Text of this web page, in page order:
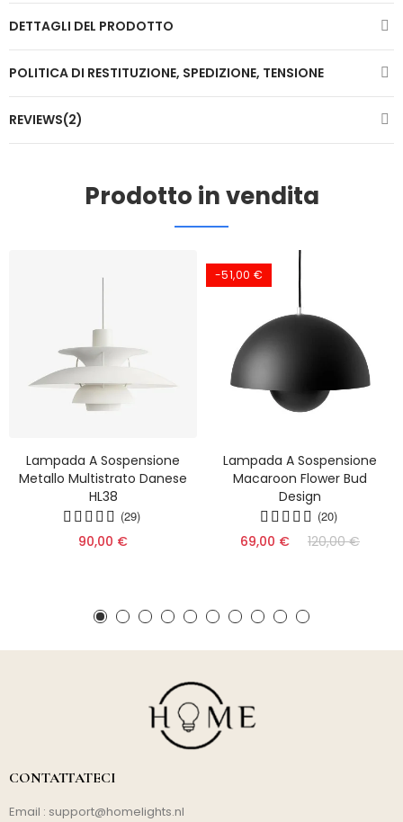
DETTAGLI DEL PRODOTTO
POLITICA DI RESTITUZIONE, SPEDIZIONE, TENSIONE
REVIEWS(2)
Prodotto in vendita
Lampada A Sospensione
Metallo Multistrato Danese
HL38
(29)
90,00 €
-51,00 €
Lampada A Sospensione
Macaroon Flower Bud
Design
(20)
69,00 € 120,00 €
CONTATTATECI
Email : support@homelights.nl